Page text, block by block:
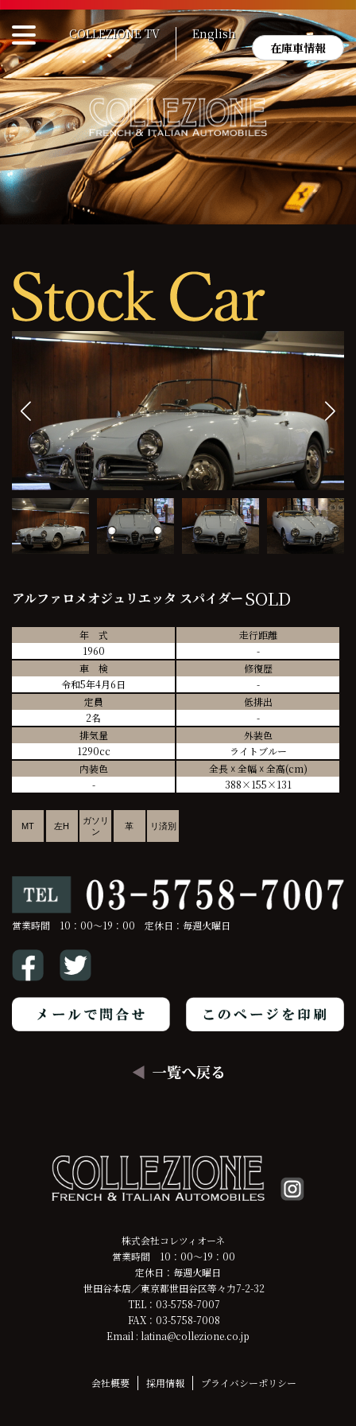
Skip
to
content
COLLEZIONE TV
English
在庫車情報
アルファロメオジュリエッタ スパイダーSOLD
年 式
1960
走行距離
-
車 検
令和5年4月6日
修復歴
-
定員
2名
低排出
-
排気量
1290cc
外装色
ライトブルー
内装色
-
全長 ☓ 全幅 ☓ 全高(cm)
388×155×131
MT 左H
ガソリ
ン
革 リ済別
営業時間 10：00～19：00 定休日：毎週火曜日
株式会社コレツィオーネ
営業時間 10：00～19：00
定休日：毎週火曜日
世田谷本店／東京都世田谷区等々力7-2-32
TEL：03-5758-7007
FAX：03-5758-7008
Email : latina@collezione.co.jp
会社概要 採用情報 プライバシーポリシー